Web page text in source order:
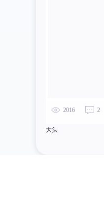
2016 2
大头